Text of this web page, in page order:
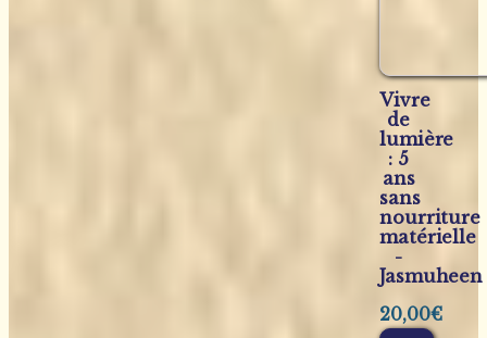
Vivre
de
lumière
: 5
ans
sans
nourriture
matérielle
-
Jasmuheen
20,00€